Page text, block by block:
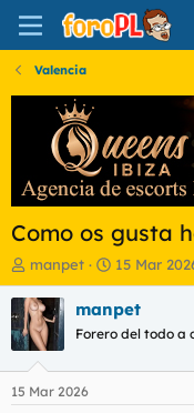
Valencia
Como os gusta
I
n
i
c
i
a
d
o
manpet
F
e
c
h
a
i
15 Mar
manpet
Forero del todo a
15 Mar 2026